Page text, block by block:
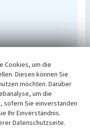
Cookies, um die
Diesen können Sie
möchten. Darüber
um die
sofern Sie einverstanden
Ihr Einverständnis.
Datenschutzseite.